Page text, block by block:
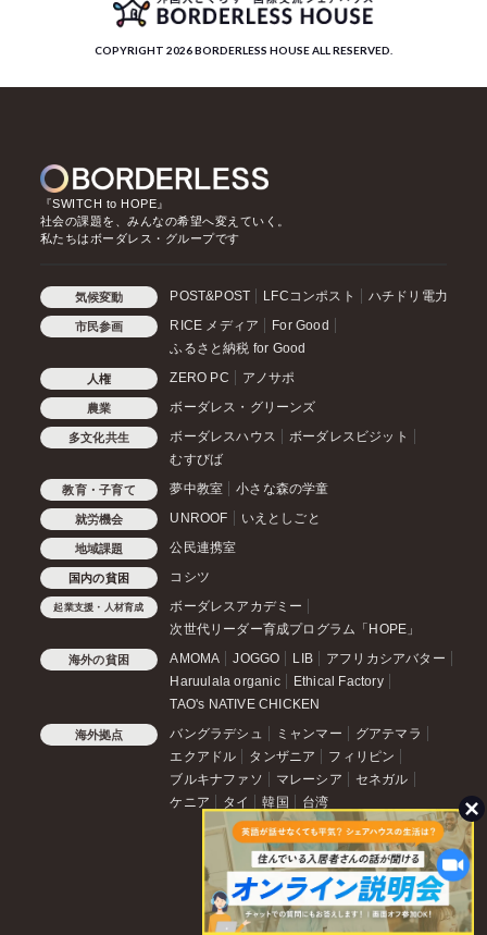
COPYRIGHT 2026 BORDERLESS HOUSE ALL RESERVED.
『SWITCH to HOPE』
社会の課題を、みんなの希望へ変えていく。
私たちはボーダレス・グループです
気候変動 POST&POST LFCコンポスト ハチドリ電力
市民参画 RICE メディア
For Good
ふるさと納税 for Good
人権 ZERO PC アノサポ
農業 ボーダレス・グリーンズ
多文化共生 ボーダレスハウス
ボーダレスビジット
むすびば
教育・子育て 夢中教室 小さな森の学童
就労機会 UNROOF いえとしごと
地域課題 公民連携室
国内の貧困 コシツ
起業支援・人材育成
ボーダレスアカデミー
次世代リーダー育成プログラム「HOPE」
海外の貧困 AMOMA JOGGO LIB
アフリカシアバター
Haruulala organic
Ethical Factory
TAO's NATIVE CHICKEN
海外拠点 バングラデシュ ミャンマー
グアテマラ
エクアドル
タンザニア
フィリピン
ブルキナファソ
マレーシア
セネガル
ケニア
タイ 韓国 台湾